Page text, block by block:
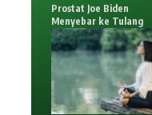
Prostat Joe Biden
Menyebar ke Tulang